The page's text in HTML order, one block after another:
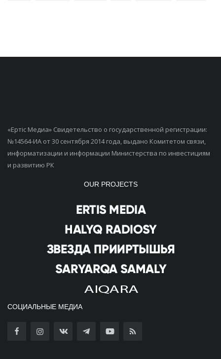
«Ертiс Медиа» Свидетельство о государственной регистрации:
№14564-ИА от 30 сентября 2014 года, выдано Комитетом связи,
информатизации и информации Министерства по инвестициям
и развитию РК
OUR PROJECTS
СОЦИАЛЬНЫЕ МЕДИА